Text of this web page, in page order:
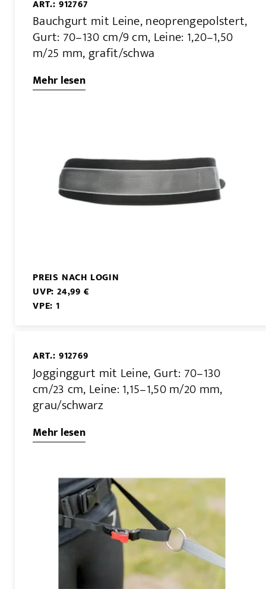
ART.: 912767
Bauchgurt mit Leine, neoprengepolstert,
Gurt: 70–130 cm/9 cm, Leine: 1,20–1,50
m/25 mm, grafit/schwa
Mehr lesen
PREIS NACH LOGIN
UVP: 24,99 €
VPE: 1
ART.: 912769
Jogginggurt mit Leine, Gurt: 70–130
cm/23 cm, Leine: 1,15–1,50 m/20 mm,
grau/schwarz
Mehr lesen